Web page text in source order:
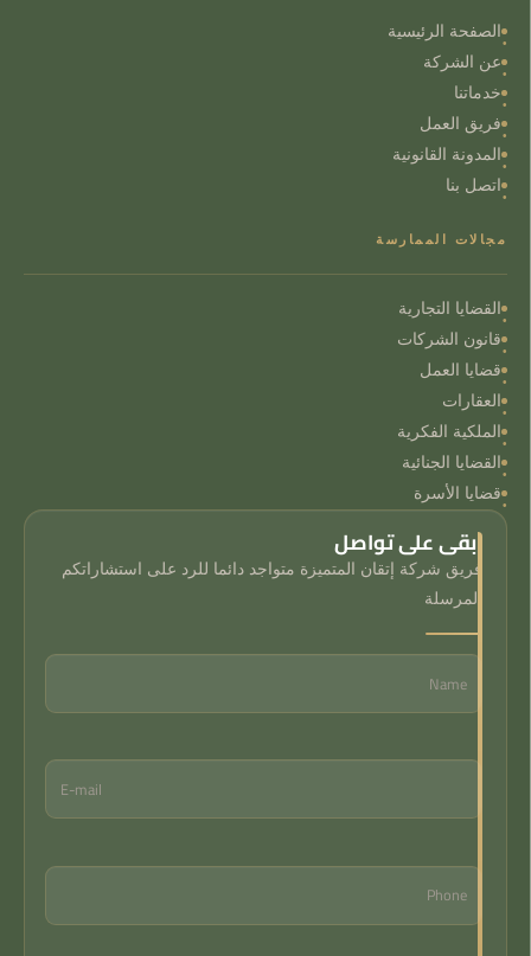
الصفحة الرئيسية
عن الشركة
خدماتنا
فريق العمل
المدونة القانونية
اتصل بنا
مجالات الممارسة
القضايا التجارية
قانون الشركات
قضايا العمل
العقارات
الملكية الفكرية
القضايا الجنائية
قضايا الأسرة
ابقى على تواصل
فريق شركة إتقان المتميزة متواجد دائما للرد على استشاراتكم
المرسلة